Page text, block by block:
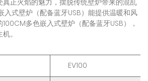
正火焰的魅力，摆脱传统壁炉带来的混乱
入式壁炉（配备蓝牙USB）能提供温暖和风
多色嵌入式壁炉（配备蓝牙USB），
。
EV100